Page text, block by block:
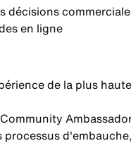
décisions
en ligne
de la plus
processus